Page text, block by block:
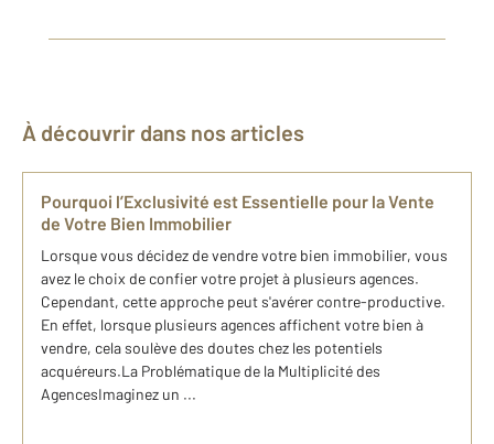
À découvrir dans nos articles
Pourquoi l’Exclusivité est Essentielle pour la Vente
de Votre Bien Immobilier
Lorsque vous décidez de vendre votre bien immobilier, vous
avez le choix de confier votre projet à plusieurs agences.
Cependant, cette approche peut s'avérer contre-productive.
En effet, lorsque plusieurs agences affichent votre bien à
vendre, cela soulève des doutes chez les potentiels
acquéreurs.La Problématique de la Multiplicité des
AgencesImaginez un ...